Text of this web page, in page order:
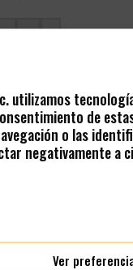
utilizamos
de
o las
negativamente a
Ver
- +
- AÑADIR A MIS DESEOS